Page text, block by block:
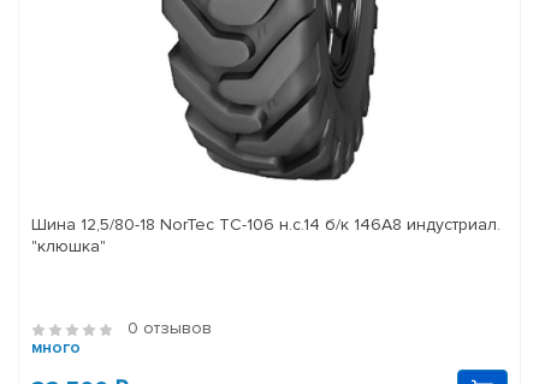
Шина 12,5/80-18 NorTec TC-106 н.с.14 б/к 146A8 индустриал.
"клюшка"
0 отзывов
много